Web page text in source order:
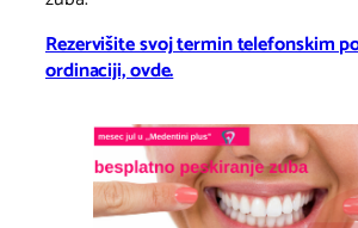
Rezervišite svoj termin telefonskim
ordinaciji, ovde.